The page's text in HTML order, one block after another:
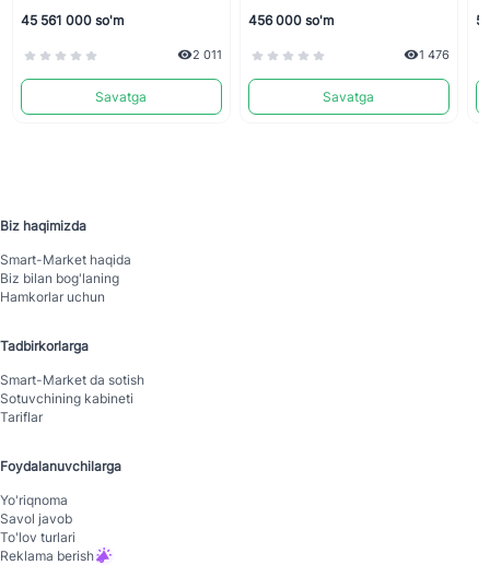
45 561 000 so'm
2 011
Savatga
456 000 so'm
1 476
Savatga
Biz haqimizda
Smart-Mаrket haqida
Biz bilan bog'laning
Hamkorlar uchun
Tadbirkorlarga
Smart-Mаrket da sotish
Sotuvchining kabineti
Tariflar
Foydalanuvchilarga
Yo'riqnoma
Savol javob
To'lov turlari
Reklama berish